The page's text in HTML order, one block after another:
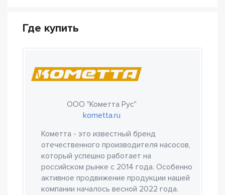
Где купить
ООО "Кометта Рус"
kometta.ru
Кометта - это известный бренд
отечественного производителя насосов,
который успешно работает на
российском рынке с 2014 года. Особенно
активное продвижение продукции нашей
компании началось весной 2022 года.